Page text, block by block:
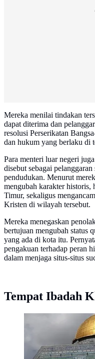
Mereka menilai tindakan
dapat diterima dan
resolusi Perserikatan
dan hukum yang berlaku di
Para menteri luar negeri
disebut sebagai
pendudukan. Menurut
mengubah karakter historis,
Timur, sekaligus
Kristen di wilayah tersebut.
Mereka menegaskan
bertujuan mengubah status
yang ada di kota itu.
pengakuan terhadap peran
dalam menjaga situs-situs
Tempat Ibadah
Seorang pria
Rock di kompleks
Jumat di Kota Tua
2017. (AFP/Ahmad